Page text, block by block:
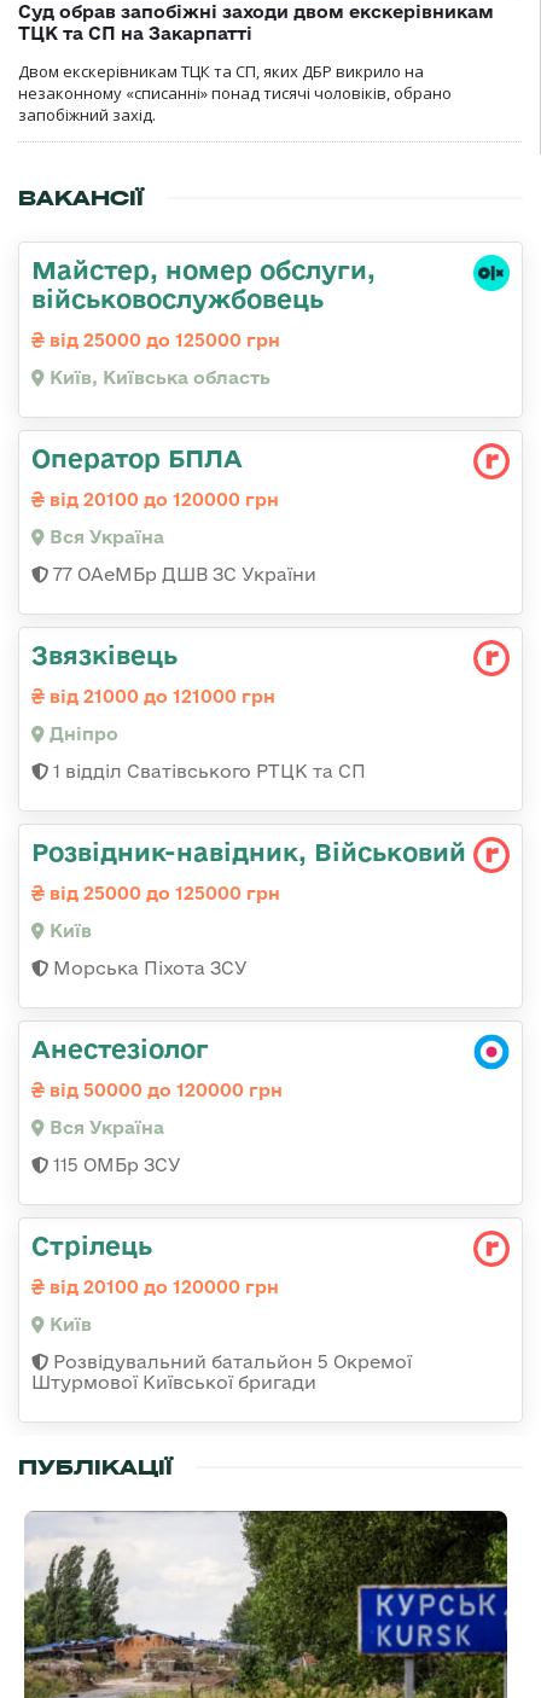
Суд обрав запобіжні заходи двом екскерівникам
ТЦК та СП на Закарпатті
Двом екскерівникам ТЦК та СП, яких ДБР викрило на
незаконному «списанні» понад тисячі чоловіків, обрано
запобіжний захід.
ВАКАНСІЇ
Майстер, номер обслуги,
військовослужбовець
від 25000 до 125000 грн
Київ, Київська область
Оператор БПЛА
від 20100 до 120000 грн
Вся Україна
77 ОАеМБр ДШВ ЗС України
Звязківець
від 21000 до 121000 грн
Дніпро
1 відділ Сватівського РТЦК та СП
Розвідник-навідник, Військовий
від 25000 до 125000 грн
Київ
Морська Піхота ЗСУ
Анестезіолог
від 50000 до 120000 грн
Вся Україна
115 ОМБр ЗСУ
Стрілець
від 20100 до 120000 грн
Київ
Розвідувальний батальйон 5 Окремої
Штурмової Київської бригади
ПУБЛІКАЦІЇ